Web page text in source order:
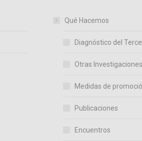
Qué Hacemos
Diagnóstico del
Otras Investigaciones
Medidas de
Publicaciones
Encuentros